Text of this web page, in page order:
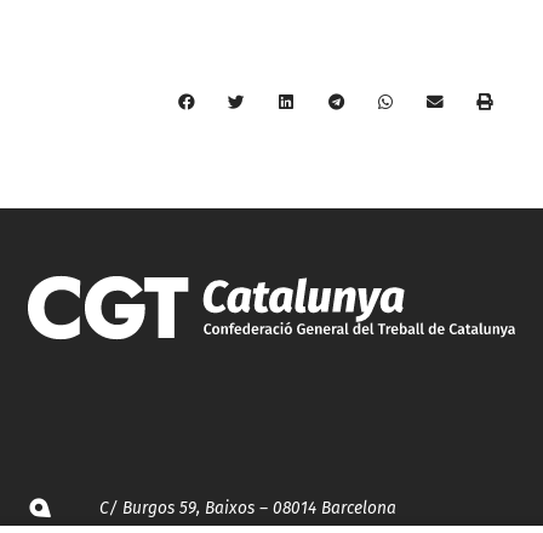
C/ Burgos 59, Baixos – 08014 Barcelona